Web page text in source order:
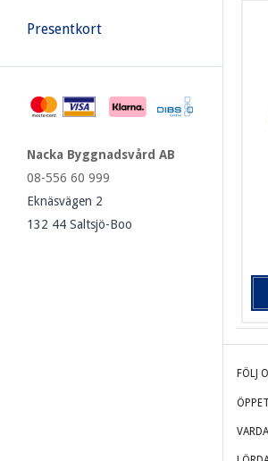
Presentkort
Nacka Byggnadsvård AB
08-556 60 999
Eknäsvägen 2
132 44 Saltsjö-Boo
FÖLJ